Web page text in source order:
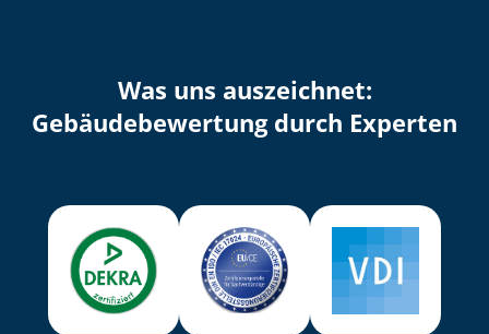
Was uns auszeichnet:
Ge­bäu­de­be­wer­tung durch Experten